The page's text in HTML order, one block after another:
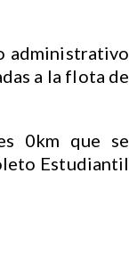
administrativo
a la flota de
0km que se
Estudiantil